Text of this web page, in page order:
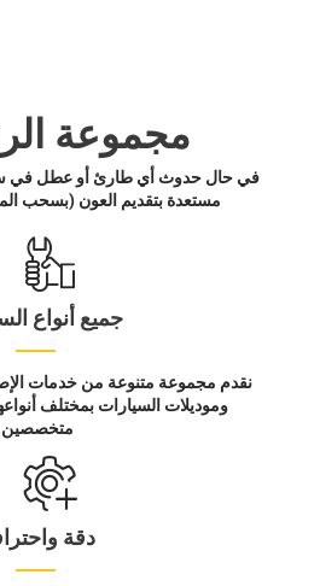
مجموعة
في حال حدوث أي طارئ أو عطل في
مستعدة بتقديم العون (بسحب
جميع أنواع
نقدم مجموعة متنوعة من خدمات
وموديلات السيارات بمختلف
دقة